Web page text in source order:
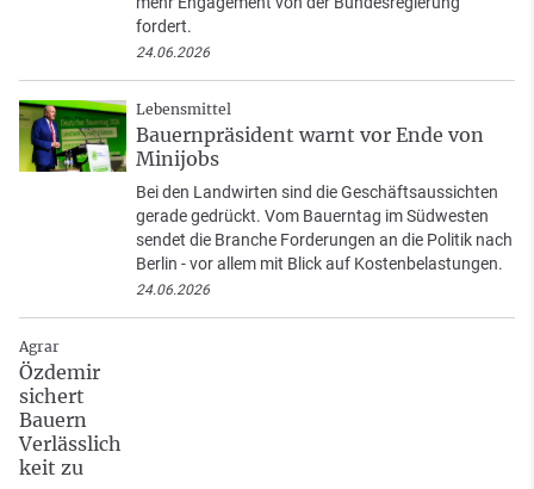
fordert.
24.06.2026
Lebensmittel
Bauernpräsident warnt vor Ende von
Minijobs
Bei den Landwirten sind die Geschäftsaussichten
gerade gedrückt. Vom Bauerntag im Südwesten
sendet die Branche Forderungen an die Politik nach
Berlin - vor allem mit Blick auf Kostenbelastungen.
24.06.2026
Agrar
Özdemir
sichert
Bauern
Verlässlich
keit zu